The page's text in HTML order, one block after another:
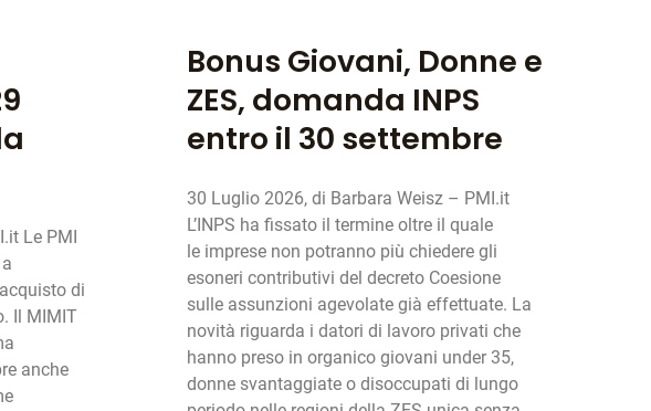
Le PMI
di
Il MIMIT
anche
Bonus Giovani, Donne e
ZES, domanda INPS
entro il 30 settembre
30 Luglio 2026, di Barbara Weisz – PMI.it
L’INPS ha fissato il termine oltre il quale
le imprese non potranno più chiedere gli
esoneri contributivi del decreto Coesione
sulle assunzioni agevolate già effettuate. La
novità riguarda i datori di lavoro privati che
hanno preso in organico giovani under 35,
donne svantaggiate o disoccupati di lungo